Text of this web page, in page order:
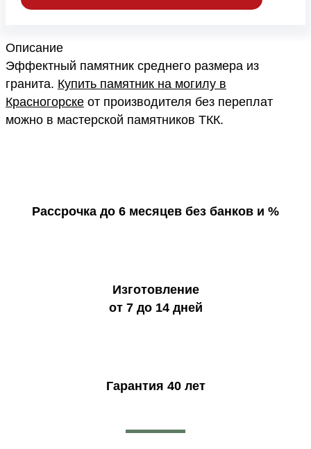
Описание
Эффектный памятник среднего размера из
гранита. Купить памятник на могилу в
Красногорске от производителя без переплат
можно в мастерской памятников ТКК.
Рассрочка до 6 месяцев без банков и %
Изготовление
от 7 до 14 дней
Гарантия 40 лет